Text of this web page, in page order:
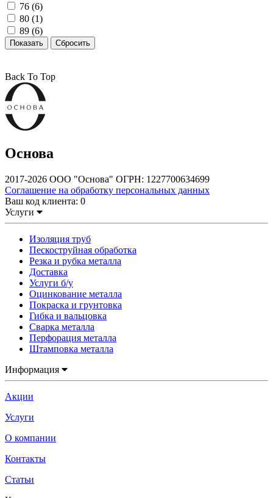
76 (6)
80 (1)
89 (6)
Back To Top
Основа
2017-2026 ООО "Основа" ОГРН: 1227700634699
Соглашение на обработку персональных данных
Ваш код клиента: 0
Услуги
Изоляция труб
Пескоструйная обработка
Резка и рубка металла
Доставка
Услуги б/у
Оцинкование металла
Покраска и грунтовка
Гибка и вальцовка
Сварка металла
Перфорация металла
Штамповка металла
Информация
Акции
Услуги
О компании
Контакты
Статьи